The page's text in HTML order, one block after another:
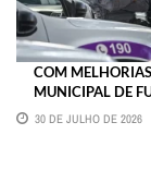
COM
MUNICIPAL DE
30 DE JULHO DE 2026